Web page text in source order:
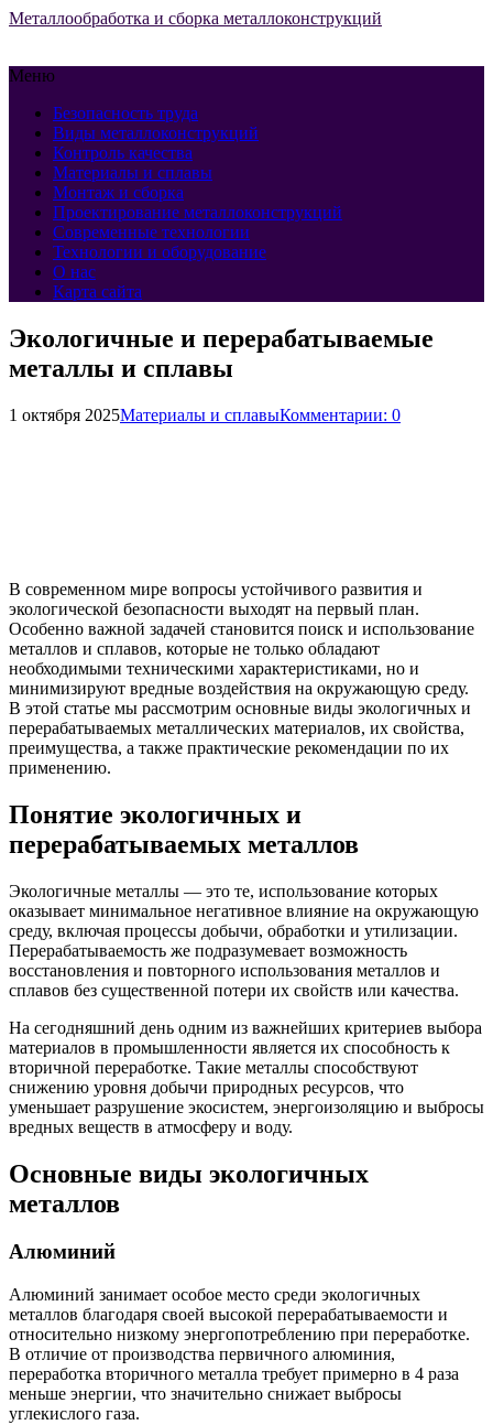
Металлообработка и сборка металлоконструкций
Меню
Безопасность труда
Виды металлоконструкций
Контроль качества
Материалы и сплавы
Монтаж и сборка
Проектирование металлоконструкций
Современные технологии
Технологии и оборудование
О нас
Карта сайта
Экологичные и перерабатываемые
металлы и сплавы
1 октября 2025Материалы и сплавыКомментарии: 0
В современном мире вопросы устойчивого развития и
экологической безопасности выходят на первый план.
Особенно важной задачей становится поиск и использование
металлов и сплавов, которые не только обладают
необходимыми техническими характеристиками, но и
минимизируют вредные воздействия на окружающую среду.
В этой статье мы рассмотрим основные виды экологичных и
перерабатываемых металлических материалов, их свойства,
преимущества, а также практические рекомендации по их
применению.
Понятие экологичных и
перерабатываемых металлов
Экологичные металлы — это те, использование которых
оказывает минимальное негативное влияние на окружающую
среду, включая процессы добычи, обработки и утилизации.
Перерабатываемость же подразумевает возможность
восстановления и повторного использования металлов и
сплавов без существенной потери их свойств или качества.
На сегодняшний день одним из важнейших критериев выбора
материалов в промышленности является их способность к
вторичной переработке. Такие металлы способствуют
снижению уровня добычи природных ресурсов, что
уменьшает разрушение экосистем, энергоизоляцию и выбросы
вредных веществ в атмосферу и воду.
Основные виды экологичных
металлов
Алюминий
Алюминий занимает особое место среди экологичных
металлов благодаря своей высокой перерабатываемости и
относительно низкому энергопотреблению при переработке.
В отличие от производства первичного алюминия,
переработка вторичного металла требует примерно в 4 раза
меньше энергии, что значительно снижает выбросы
углекислого газа.